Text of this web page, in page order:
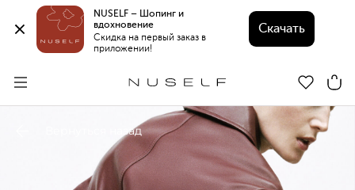
NUSELF – Шопинг и
вдохновение
Скидка на первый заказ в
приложении!
Скачать
Вернуться назад